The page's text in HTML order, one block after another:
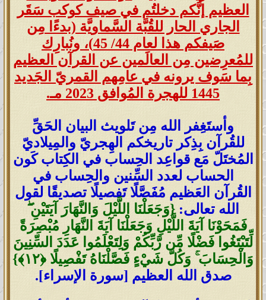
العظيم إنَّكم دخلتُم في صيف كوكب سَقَر
الجاري الحار للقُبَّة السَّماويَّة (بدءًا مِن
صَيفكم هذا لعام 44/ 45)، ونُبارِك
للمُعرِضين مِن العالَمين عن القرآن العظيم
بِما سَوف يرونه في عامِهم القمريّ الجَديد
1445 للهجرة المُوافق 2023 مـ.
وأستَغِفر الله مِن تَلويث البيان الحَقِّ
للقُرآن بِذِكر تاريخكم الهِجريّ والمِيلاديّ
المُختَلّ مَع قواعِد الحِساب في الكِتاب كَون
الحساب لعدد السِّنين والحِساب في
القُرآن العَظيم مُفَصَّلًا تَفصيلًا تصديقًا لقول
الله تعالى:{وَجَعَلْنَا اللَّيْلَ وَالنَّهَارَ آيَتَيْنِ ۖ
فَمَحَوْنَا آيَةَ اللَّيْلِ وَجَعَلْنَا آيَةَ النَّهَارِ مُبْصِرَةً
لِّتَبْتَغُوا فَضْلًا مِّن رَّبِّكُمْ وَلِتَعْلَمُوا عَدَدَ السِّنِينَ
وَالْحِسَابَ ۚ وَكُلَّ شَيْءٍ فَصَّلْنَاهُ تَفْصِيلًا ‎﴿١٢﴾‏}
صدق الله العظيم [سورة الإسراء].